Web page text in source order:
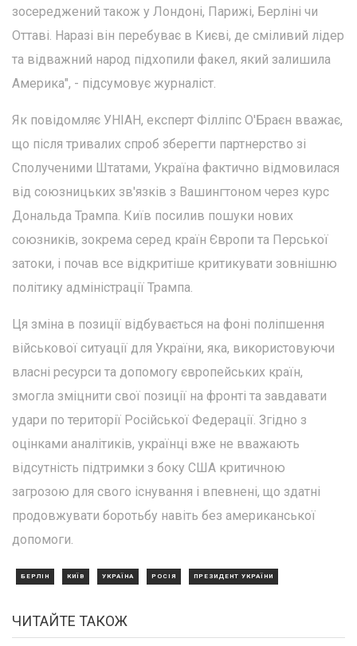
зосереджений також у Лондоні, Парижі, Берліні чи
Оттаві. Наразі він перебуває в Києві, де сміливий лідер
та відважний народ підхопили факел, який залишила
Америка", - підсумовує журналіст.
Як повідомляє УНІАН, експерт Філліпс О'Браєн вважає,
що після тривалих спроб зберегти партнерство зі
Сполученими Штатами, Україна фактично відмовилася
від союзницьких зв'язків з Вашингтоном через курс
Дональда Трампа. Київ посилив пошуки нових
союзників, зокрема серед країн Європи та Перської
затоки, і почав все відкритіше критикувати зовнішню
політику адміністрації Трампа.
Ця зміна в позиції відбувається на фоні поліпшення
військової ситуації для України, яка, використовуючи
власні ресурси та допомогу європейських країн,
змогла зміцнити свої позиції на фронті та завдавати
удари по території Російської Федерації. Згідно з
оцінками аналітиків, українці вже не вважають
відсутність підтримки з боку США критичною
загрозою для свого існування і впевнені, що здатні
продовжувати боротьбу навіть без американської
допомоги.
БЕРЛІН КИЇВ УКРАЇНА РОСІЯ ПРЕЗИДЕНТ УКРАЇНИ
ЧИТАЙТЕ ТАКОЖ